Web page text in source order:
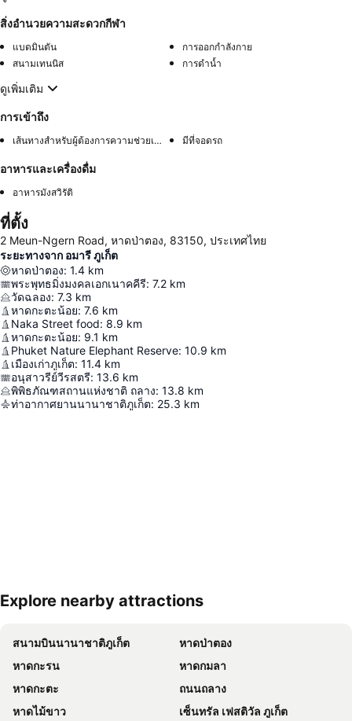
สิ่งอำนวยความสะดวกกีฬา
แบดมินตัน
การออกกำลังกาย
สนามเทนนิส
การดำน้ำ
ดูเพิ่มเติม
การเข้าถึง
เส้นทางสำหรับผู้ต้องการความช่วยเหลือพิเศษ มีที่จอดรถ
อาหารและเครื่องดื่ม
อาหารมังสวิรัติ
ที่ตั้ง
2 Meun-Ngern Road, หาดป่าตอง, 83150, ประเทศไทย
ระยะทางจาก อมารี ภูเก็ต
หาดป่าตอง: 1.4 km
พระพุทธมิ่งมงคลเอกเนาคคีรี: 7.2 km
วัดฉลอง: 7.3 km
หาดกะตะน้อย: 7.6 km
Naka Street food: 8.9 km
หาดกะตะน้อย: 9.1 km
Phuket Nature Elephant Reserve: 10.9 km
เมืองเก่าภูเก็ต: 11.4 km
อนุสาวรีย์วีรสตรี: 13.6 km
พิพิธภัณฑสถานแห่งชาติ ถลาง: 13.8 km
ท่าอากาศยานนานาชาติภูเก็ต: 25.3 km
Explore nearby attractions
สนามบินนานาชาติภูเก็ต
หาดป่าตอง
หาดกะรน
หาดกมลา
หาดกะตะ
ถนนถลาง
หาดไม้ขาว
เซ็นทรัล เฟสติวัล ภูเก็ต